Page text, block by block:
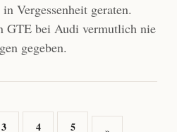
Vergessenheit geraten.
GTE bei Audi vermutlich nie
gegeben.
3 4 5